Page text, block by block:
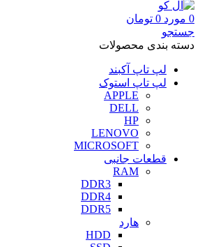
0 مورد 0 تومان
جستجو
دسته بندی محصولات
لپ تاپ آکبند
لپ تاپ استوک
APPLE
DELL
HP
LENOVO
MICROSOFT
قطعات جانبی
RAM
DDR3
DDR4
DDR5
هارد
HDD